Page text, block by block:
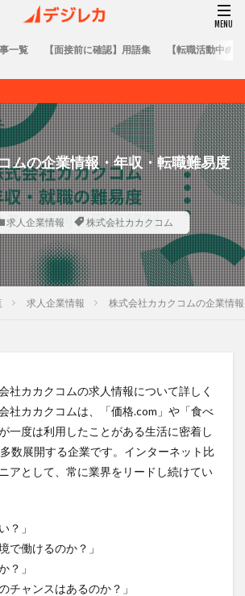
一覧 【面接前に確認】用語集 【転職活動中の
ムの企業情報・年収・転職難易度
求人企業情報 株式会社カカクコム
求人企業情報 株式会社カカクコムの企業情
社カカクコムの求人情報について詳しく
社カカクコムは、「価格.com」や「食べ
一度は利用したことがある生活に密着し
数展開する企業です。インターネット比
アとして、常に業界をリードし続けてい
？」
で働けるのか？」
？」
チャンスはあるのか？」